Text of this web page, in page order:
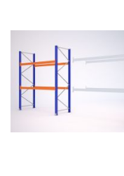
POROVNÁNÍ